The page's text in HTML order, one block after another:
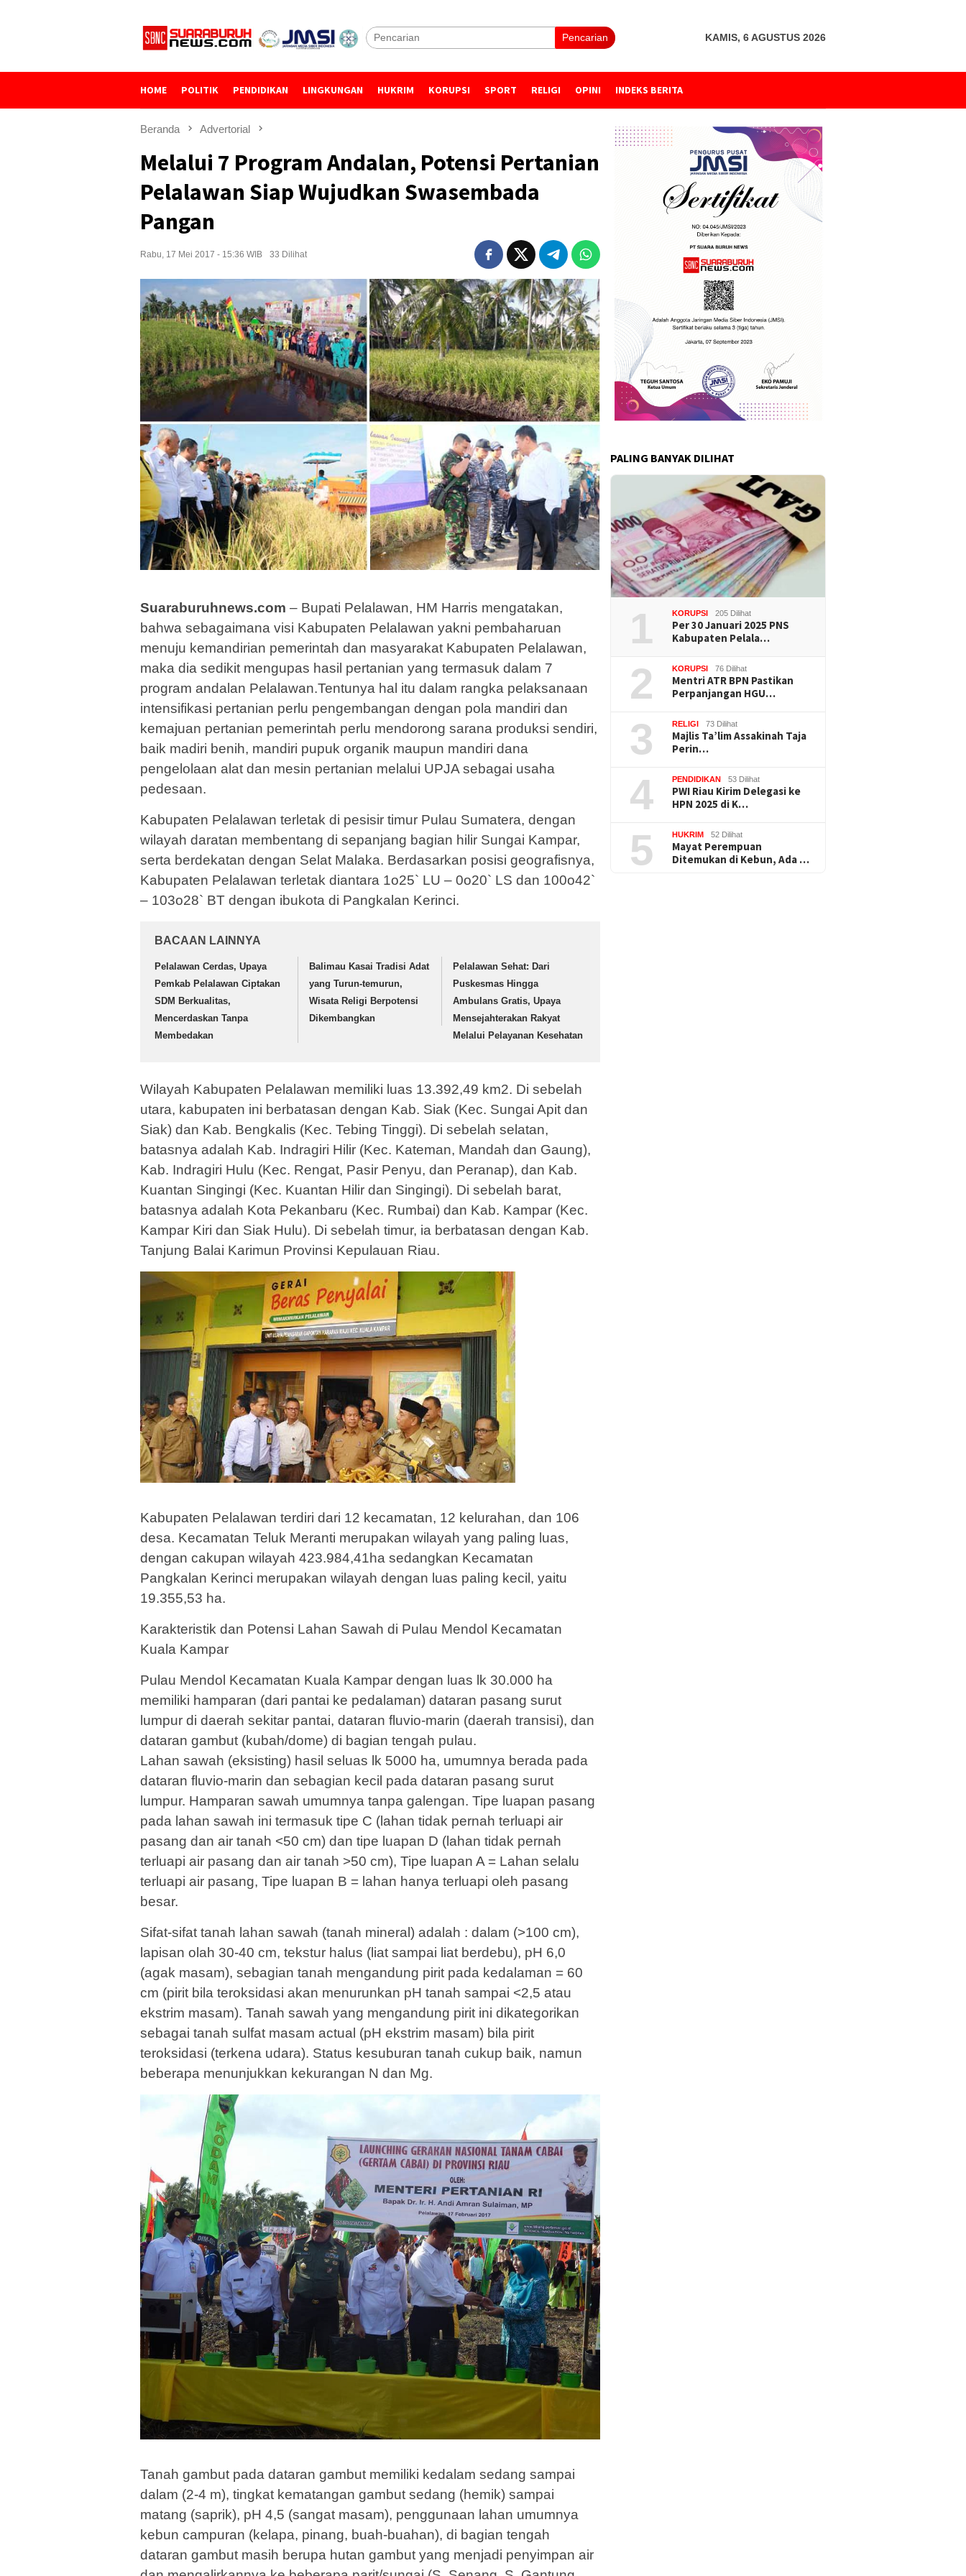
Pencarian KAMIS, 6 AGUSTUS 2026
HOME POLITIK PENDIDIKAN LINGKUNGAN HUKRIM KORUPSI SPORT RELIGI OPINI INDEKS BERITA
Beranda Advertorial
Melalui 7 Program Andalan, Potensi Pertanian
Pelalawan Siap Wujudkan Swasembada
Pangan
Rabu, 17 Mei 2017 - 15:36 WIB 33 Dilihat
Suaraburuhnews.com – Bupati Pelalawan, HM Harris mengatakan,
bahwa sebagaimana visi Kabupaten Pelalawan yakni pembaharuan
menuju kemandirian pemerintah dan masyarakat Kabupaten Pelalawan,
maka dia sedikit mengupas hasil pertanian yang termasuk dalam 7
program andalan Pelalawan.Tentunya hal itu dalam rangka pelaksanaan
intensifikasi pertanian perlu pengembangan dengan pola mandiri dan
kemajuan pertanian pemerintah perlu mendorong sarana produksi sendiri,
baik madiri benih, mandiri pupuk organik maupun mandiri dana
pengelolaan alat dan mesin pertanian melalui UPJA sebagai usaha
pedesaan.
Kabupaten Pelalawan terletak di pesisir timur Pulau Sumatera, dengan
wilayah daratan membentang di sepanjang bagian hilir Sungai Kampar,
serta berdekatan dengan Selat Malaka. Berdasarkan posisi geografisnya,
Kabupaten Pelalawan terletak diantara 1o25` LU – 0o20` LS dan 100o42`
– 103o28` BT dengan ibukota di Pangkalan Kerinci.
BACAAN LAINNYA
Pelalawan Cerdas, Upaya
Pemkab Pelalawan Ciptakan
SDM Berkualitas,
Mencerdaskan Tanpa
Membedakan
Balimau Kasai Tradisi Adat
yang Turun-temurun,
Wisata Religi Berpotensi
Dikembangkan
Pelalawan Sehat: Dari
Puskesmas Hingga
Ambulans Gratis, Upaya
Mensejahterakan Rakyat
Melalui Pelayanan Kesehatan
Wilayah Kabupaten Pelalawan memiliki luas 13.392,49 km2. Di sebelah
utara, kabupaten ini berbatasan dengan Kab. Siak (Kec. Sungai Apit dan
Siak) dan Kab. Bengkalis (Kec. Tebing Tinggi). Di sebelah selatan,
batasnya adalah Kab. Indragiri Hilir (Kec. Kateman, Mandah dan Gaung),
Kab. Indragiri Hulu (Kec. Rengat, Pasir Penyu, dan Peranap), dan Kab.
Kuantan Singingi (Kec. Kuantan Hilir dan Singingi). Di sebelah barat,
batasnya adalah Kota Pekanbaru (Kec. Rumbai) dan Kab. Kampar (Kec.
Kampar Kiri dan Siak Hulu). Di sebelah timur, ia berbatasan dengan Kab.
Tanjung Balai Karimun Provinsi Kepulauan Riau.
Kabupaten Pelalawan terdiri dari 12 kecamatan, 12 kelurahan, dan 106
desa. Kecamatan Teluk Meranti merupakan wilayah yang paling luas,
dengan cakupan wilayah 423.984,41ha sedangkan Kecamatan
Pangkalan Kerinci merupakan wilayah dengan luas paling kecil, yaitu
19.355,53 ha.
Karakteristik dan Potensi Lahan Sawah di Pulau Mendol Kecamatan
Kuala Kampar
Pulau Mendol Kecamatan Kuala Kampar dengan luas lk 30.000 ha
memiliki hamparan (dari pantai ke pedalaman) dataran pasang surut
lumpur di daerah sekitar pantai, dataran fluvio-marin (daerah transisi), dan
dataran gambut (kubah/dome) di bagian tengah pulau.
Lahan sawah (eksisting) hasil seluas lk 5000 ha, umumnya berada pada
dataran fluvio-marin dan sebagian kecil pada dataran pasang surut
lumpur. Hamparan sawah umumnya tanpa galengan. Tipe luapan pasang
pada lahan sawah ini termasuk tipe C (lahan tidak pernah terluapi air
pasang dan air tanah <50 cm) dan tipe luapan D (lahan tidak pernah
terluapi air pasang dan air tanah >50 cm), Tipe luapan A = Lahan selalu
terluapi air pasang, Tipe luapan B = lahan hanya terluapi oleh pasang
besar.
Sifat-sifat tanah lahan sawah (tanah mineral) adalah : dalam (>100 cm),
lapisan olah 30-40 cm, tekstur halus (liat sampai liat berdebu), pH 6,0
(agak masam), sebagian tanah mengandung pirit pada kedalaman = 60
cm (pirit bila teroksidasi akan menurunkan pH tanah sampai <2,5 atau
ekstrim masam). Tanah sawah yang mengandung pirit ini dikategorikan
sebagai tanah sulfat masam actual (pH ekstrim masam) bila pirit
teroksidasi (terkena udara). Status kesuburan tanah cukup baik, namun
beberapa menunjukkan kekurangan N dan Mg.
Tanah gambut pada dataran gambut memiliki kedalam sedang sampai
dalam (2-4 m), tingkat kematangan gambut sedang (hemik) sampai
matang (saprik), pH 4,5 (sangat masam), penggunaan lahan umumnya
kebun campuran (kelapa, pinang, buah-buahan), di bagian tengah
dataran gambut masih berupa hutan gambut yang menjadi penyimpan air
PALING BANYAK DILIHAT
1 KORUPSI 205 Dilihat
Per 30 Januari 2025 PNS
Kabupaten Pelala…
2 KORUPSI 76 Dilihat
Mentri ATR BPN Pastikan
Perpanjangan HGU…
3 RELIGI 73 Dilihat
Majlis Ta’lim Assakinah Taja
Perin…
4 PENDIDIKAN 53 Dilihat
PWI Riau Kirim Delegasi ke
HPN 2025 di K…
5 HUKRIM 52 Dilihat
Mayat Perempuan
Ditemukan di Kebun, Ada …